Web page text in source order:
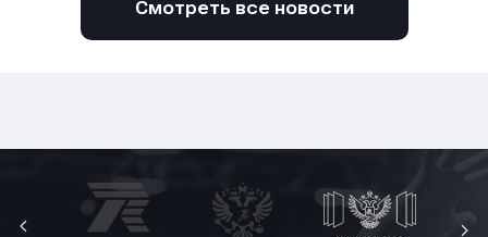
Смотреть все новости